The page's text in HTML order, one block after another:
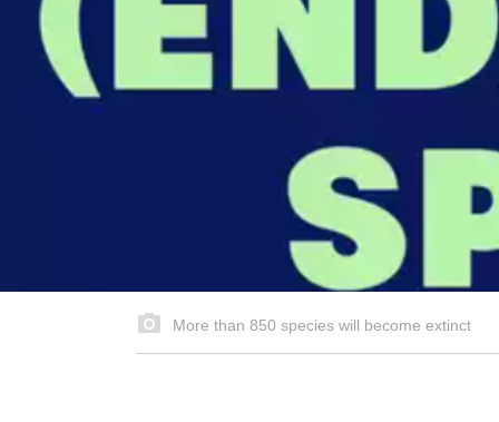
More than 850 species will become extinct